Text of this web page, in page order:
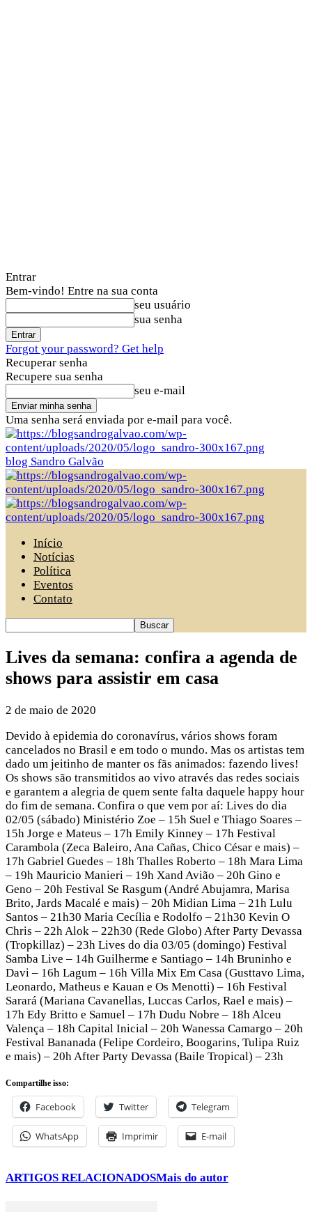
Entrar
Bem-vindo! Entre na sua conta
seu usuário
sua senha
Forgot your password? Get help
Recuperar senha
Recupere sua senha
seu e-mail
Uma senha será enviada por e-mail para você.
blog Sandro Galvão
Início
Notícias
Política
Eventos
Contato
Lives da semana: confira a agenda de
shows para assistir em casa
2 de maio de 2020
Devido à epidemia do coronavírus, vários shows foram
cancelados no Brasil e em todo o mundo. Mas os artistas tem
dado um jeitinho de manter os fãs animados: fazendo lives!
Os shows são transmitidos ao vivo através das redes sociais
e garantem a alegria de quem sente falta daquele happy hour
do fim de semana. Confira o que vem por aí: Lives do dia
02/05 (sábado) Ministério Zoe – 15h Suel e Thiago Soares –
15h Jorge e Mateus – 17h Emily Kinney – 17h Festival
Carambola (Zeca Baleiro, Ana Cañas, Chico César e mais) –
17h Gabriel Guedes – 18h Thalles Roberto – 18h Mara Lima
– 19h Mauricio Manieri – 19h Xand Avião – 20h Gino e
Geno – 20h Festival Se Rasgum (André Abujamra, Marisa
Brito, Jards Macalé e mais) – 20h Midian Lima – 21h Lulu
Santos – 21h30 Maria Cecília e Rodolfo – 21h30 Kevin O
Chris – 22h Alok – 22h30 (Rede Globo) After Party Devassa
(Tropkillaz) – 23h Lives do dia 03/05 (domingo) Festival
Samba Live – 14h Guilherme e Santiago – 14h Bruninho e
Davi – 16h Lagum – 16h Villa Mix Em Casa (Gusttavo Lima,
Leonardo, Matheus e Kauan e Os Menotti) – 16h Festival
Sarará (Mariana Cavanellas, Luccas Carlos, Rael e mais) –
17h Edy Britto e Samuel – 17h Dudu Nobre – 18h Alceu
Valença – 18h Capital Inicial – 20h Wanessa Camargo – 20h
Festival Bananada (Felipe Cordeiro, Boogarins, Tulipa Ruiz
e mais) – 20h After Party Devassa (Baile Tropical) – 23h
Compartilhe isso:
Facebook Twitter Telegram
WhatsApp Imprimir E-mail
ARTIGOS RELACIONADOSMais do autor